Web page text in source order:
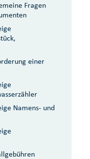
Fragen
einer
Namens- und